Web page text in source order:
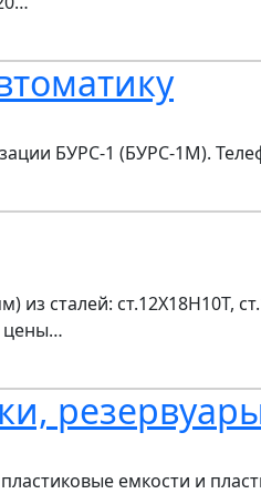
БУРС-1 (БУРС-1М).
сталей: ст.12Х18Н10Т,
цены…
емкости и